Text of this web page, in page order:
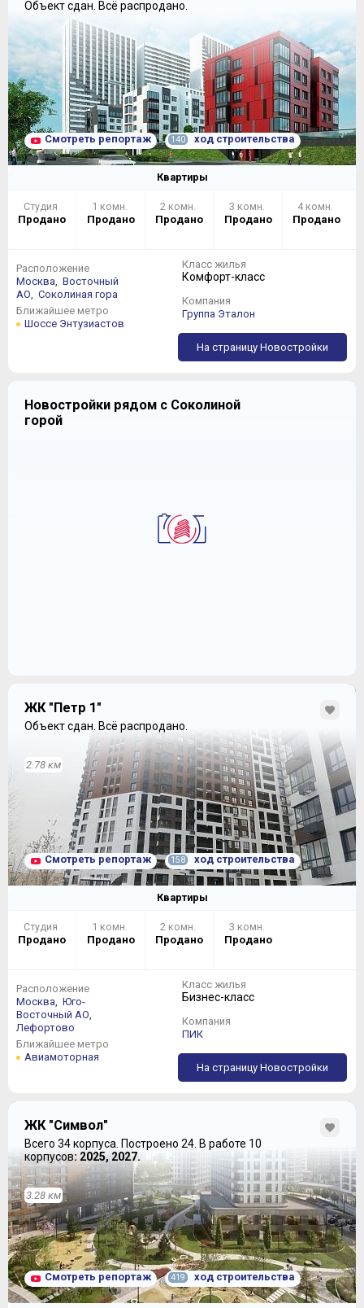
Объект сдан. Всё распродано.
Смотреть репортаж 140 ход строительства
Квартиры
Студия
Продано
1 комн.
Продано
2 комн.
Продано
3 комн.
Продано
4 комн.
Продано
Расположение
Москва, Восточный
АО, Соколиная гора
Ближайшее метро
Шоссе Энтузиастов
Класс жилья
Комфорт-класс
Компания
Группа Эталон
На страницу Новостройки
Новостройки рядом с Соколиной
горой
ЖК "Петр 1"
Объект сдан. Всё распродано.
2.78 км
Смотреть репортаж 158 ход строительства
Квартиры
Студия
Продано
1 комн.
Продано
2 комн.
Продано
3 комн.
Продано
Расположение
Москва, Юго-
Восточный АО,
Лефортово
Ближайшее метро
Авиамоторная
Класс жилья
Бизнес-класс
Компания
ПИК
На страницу Новостройки
ЖК "Символ"
Всего 34 корпуса. Построено 24. В работе 10
корпусов: 2025, 2027.
3.28 км
Смотреть репортаж 419 ход строительства